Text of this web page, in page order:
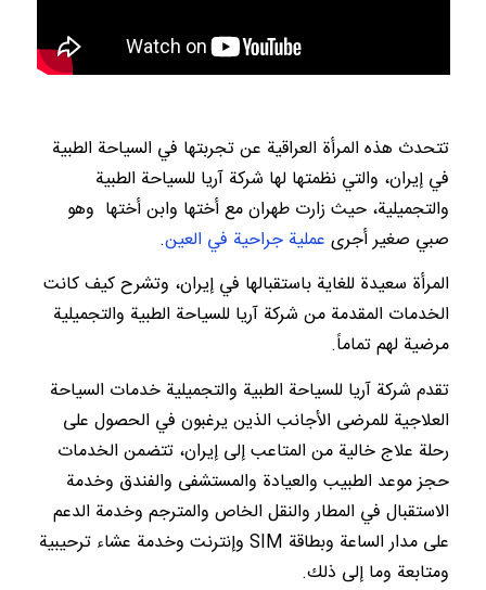
تتحدث هذه المرأة العراقية عن تجربتها في السياحة الطبية
في إيران، والتي نظمتها لها شركة آريا للسياحة الطبية
والتجميلية، حيث زارت طهران مع أختها وابن أختها وهو
صبي صغير أجرى عملية جراحية في العين.
المرأة سعيدة للغاية باستقبالها في إيران، وتشرح كيف كانت
الخدمات المقدمة من شركة آريا للسياحة الطبية والتجميلية
مرضية لهم تماماً.
تقدم شركة آريا للسياحة الطبية والتجميلية خدمات السياحة
العلاجية للمرضى الأجانب الذين يرغبون في الحصول على
رحلة علاج خالية من المتاعب إلى إيران، تتضمن الخدمات
حجز موعد الطبيب والعيادة والمستشفى والفندق وخدمة
الاستقبال في المطار والنقل الخاص والمترجم وخدمة الدعم
على مدار الساعة وبطاقة SIM وإنترنت وخدمة عشاء ترحيبية
ومتابعة وما إلى ذلك.